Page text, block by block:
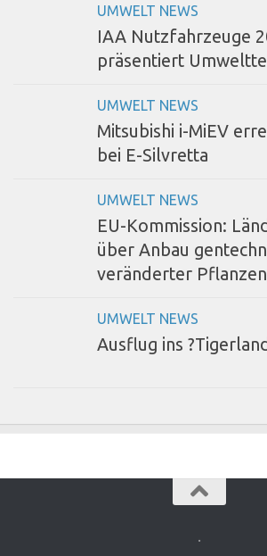
UMWELT NEWS
IAA Nutzfahrzeuge
präsentiert
UMWELT NEWS
Mitsubishi i-MiEV
bei E-Silvretta
UMWELT NEWS
EU-Kommission:
über Anbau
veränderter
UMWELT NEWS
Ausflug ins
.